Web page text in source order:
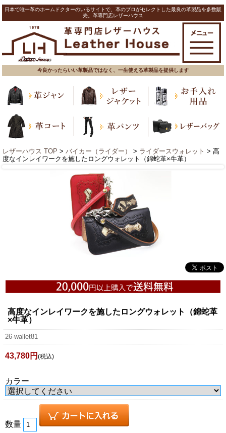
日本で唯一革のホームドクターのいるサイトで、革のプロがセレクトした最良の革製品を多数販
売。革専門店レザーハウス
今良かったらいい革製品ではなく、一生使える革製品を提供します
レザーハウス TOP > バイカー（ライダー） > ライダースウォレット > 高
度なインレイワークを施したロングウォレット（錦蛇革×牛革）
高度なインレイワークを施したロングウォレット（錦蛇革
×牛革）
26-wallet81
43,780円 (税込)
カラー
数量